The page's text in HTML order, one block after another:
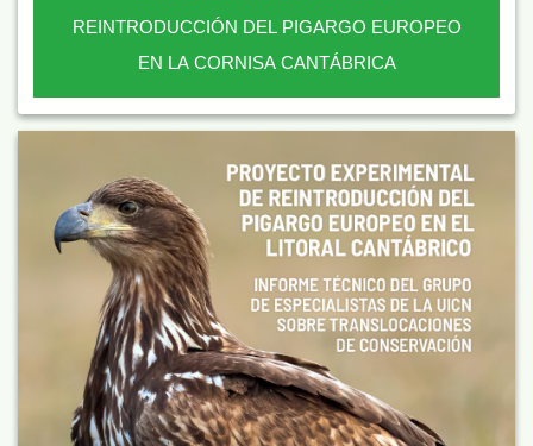
REINTRODUCCIÓN DEL PIGARGO EUROPEO
EN LA CORNISA CANTÁBRICA